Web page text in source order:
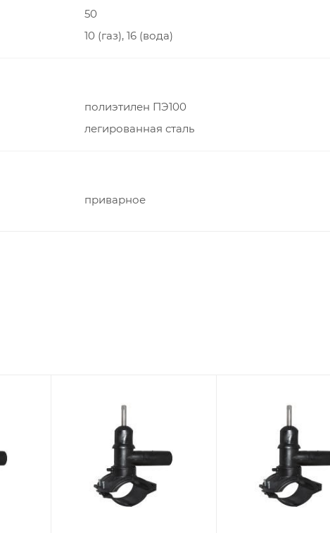
50
10 (газ), 16 (вода)
полиэтилен ПЭ100
легированная сталь
приварное